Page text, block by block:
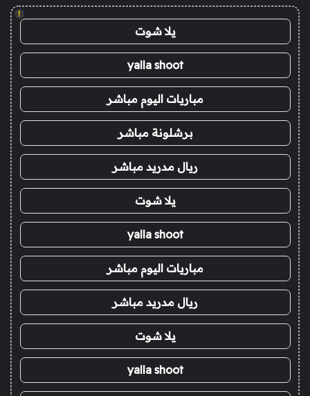
!
يلا شوت
yalla shoot
مباريات اليوم مباشر
برشلونة مباشر
ريال مدريد مباشر
يلا شوت
yalla shoot
مباريات اليوم مباشر
ريال مدريد مباشر
يلا شوت
yalla shoot